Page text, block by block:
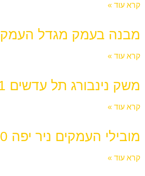
קרא עוד »
מבנה בעמק מגדל העמק 600 KWP
קרא עוד »
משק נינבורג תל עדשים 131 KWP
קרא עוד »
מובילי העמקים ניר יפה 1580 KWP
קרא עוד »